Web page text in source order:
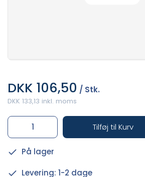
DKK 106,50 / Stk.
DKK 133,13 inkl. moms
Tilføj til Kurv
På lager
Levering: 1-2 dage